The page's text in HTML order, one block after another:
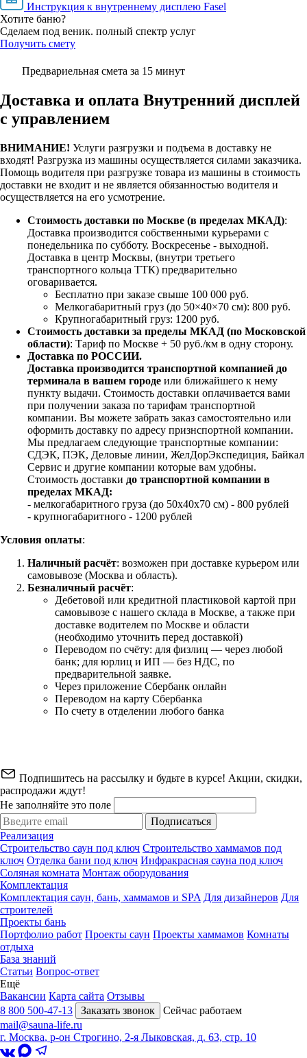
Инструкция к внутреннему дисплею Fasel
Хотите баню?
Сделаем под веник. полный спектр услуг
Получить смету
Предвариельная смета за 15 минут
Доставка и оплата Внутренний дисплей
c управлением
ВНИМАНИЕ! Услуги разгрузки и подъема в доставку не
входят! Разгрузка из машины осуществляется силами заказчика.
Помощь водителя при разгрузке товара из машины в стоимость
доставки не входит и не является обязанностью водителя и
осуществляется на его усмотрение.
Стоимость доставки по Москве (в пределах МКАД):
Доставка производится собственными курьерами с
понедельника по субботу. Воскресенье - выходной.
Доставка в центр Москвы, (внутри третьего
транспортного кольца ТТК) предварительно
оговаривается.
Бесплатно при заказе свыше 100 000 руб.
Мелкогабаритный груз (до 50×40×70 см): 800 руб.
Крупногабаритный груз: 1200 руб.
Стоимость доставки за пределы МКАД (по Московской
области): Тариф по Москве + 50 руб./км в одну сторону.
Доставка по РОССИИ.
Доставка производится транспортной компанией до
терминала в вашем городе или ближайшего к нему
пункту выдачи. Стоимость доставки оплачивается вами
при получении заказа по тарифам транспортной
компании. Вы можете забрать заказ самостоятельно или
оформить доставку по адресу признспортной компании.
Мы предлагаем следующие транспортные компании:
СДЭК, ПЭК, Деловые линии, ЖелДорЭкспедиция, Байкал
Сервис и другие компании которые вам удобны.
Стоимость доставки до транспортной компании в
пределах МКАД:
- мелкогабаритного груза (до 50х40х70 см) - 800 рублей
- крупногабаритного - 1200 рублей
Условия оплаты:
Наличный расчёт: возможен при доставке курьером или
самовывозе (Москва и область).
Безналичный расчёт:
Дебетовой или кредитной пластиковой картой при
самовывозе с нашего склада в Москве, а также при
доставке водителем по Москве и области
(необходимо уточнить перед доставкой)
Переводом по счёту: для физлиц — через любой
банк; для юрлиц и ИП — без НДС, по
предварительной заявке.
Через приложение Сбербанк онлайн
Переводом на карту Сбербанка
По счету в отделении любого банка
Подпишитесь на рассылку и будьте в курсе! Акции, скидки,
распродажи ждут!
Не заполняйте это поле
Подписаться
Реализация
Строительство саун под ключ Строительство хаммамов под
ключ Отделка бани под ключ Инфракрасная сауна под ключ
Соляная комната Монтаж оборудования
Комплектация
Комплектация саун, бань, хаммамов и SPA Для дизайнеров Для
строителей
Проекты бань
Портфолио работ Проекты саун Проекты хаммамов Комнаты
отдыха
База знаний
Статьи Вопрос-ответ
Ещё
Вакансии Карта сайта Отзывы
8 800 500-47-13
Заказать звонок
Сейчас работаем
mail@sauna-life.ru
г. Москва, р-он Строгино, 2-я Лыковская, д. 63, стр. 10